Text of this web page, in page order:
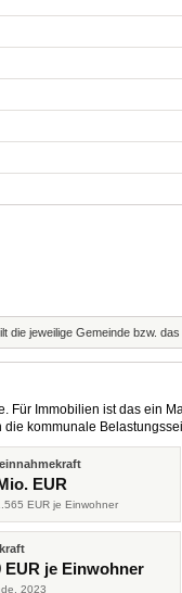
jeweilige Gemeinde bzw.
Immobilien ist das ein
kommunale
EUR
EUR je Einwohner
EUR je Einwohner
2023